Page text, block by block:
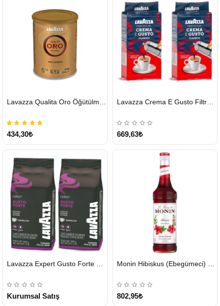
GÖNDERİ
434,30₺
GÖNDERİ
Lavazza Crema E Gusto Filtre Kahve 250 G X 2
669,63₺
GÖNDERİ
Kurumsal Satış
GÖNDERİ
802,95₺